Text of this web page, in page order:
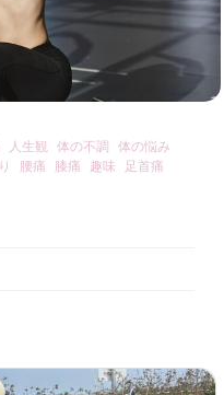
人生観 体の不調
体の悩み
腰痛 膝痛 趣味 足首痛